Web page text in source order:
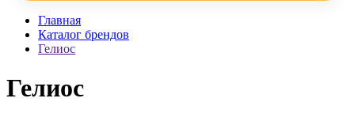
Главная
Каталог брендов
Гелиос
Гелиос